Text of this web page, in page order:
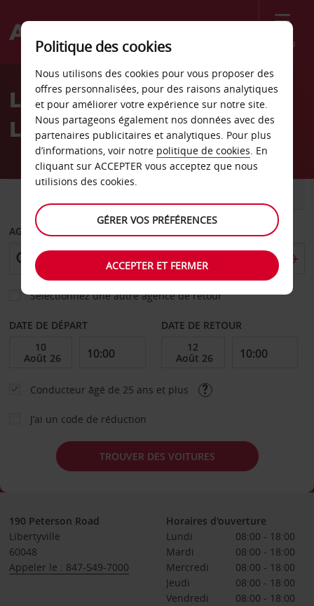
Menu
Welcome
AvisLocation de voiture
Libertyville
AGENCE DE DÉPART
Sélectionnez une autre agence de retour
DATE DE DÉPART DATE DE RETOUR
Conducteur âgé de 25 ans et plus
J’ai un code de réduction
TROUVER DES VOITURES
190 Peterson Road
Libertyville
60048
Appeler le : 847-549-7000
Horaires d'ouverture
Lundi
08:00 - 18:00
Mardi
08:00 - 18:00
Mercredi
08:00 - 18:00
Jeudi
08:00 - 18:00
Vendredi
08:00 - 18:00
Politique des cookies
Nous utilisons des cookies pour vous proposer des
offres personnalisées, pour des raisons analytiques
et pour améliorer votre expérience sur notre site.
Nous partageons également nos données avec des
partenaires publicitaires et analytiques. Pour plus
d’informations, voir notre politique de cookies. En
cliquant sur ACCEPTER vous acceptez que nous
utilisions des cookies.
GÉRER VOS PRÉFÉRENCES
ACCEPTER ET FERMER